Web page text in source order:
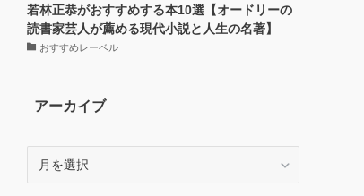
若林正恭がおすすめする本10選【オードリーの
読書家芸人が薦める現代小説と人生の名著】
おすすめレーベル
アーカイブ